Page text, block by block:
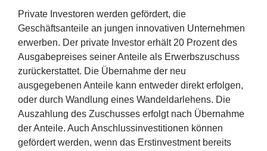
Private Investoren werden gefördert, die
Geschäftsanteile an jungen innovativen Unternehmen
erwerben. Der private Investor erhält20 Prozent des
Ausgabepreises seiner Anteile als Erwerbszuschuss
zurückerstattet. Die Übernahme der neu
ausgegebenen Anteile kann entweder direkt erfolgen,
oder durch Wandlung eines Wandeldarlehens. Die
Auszahlung des Zuschusses erfolgt nach Übernahme
der Anteile. Auch Anschlussinvestitionen können
gefördert werden, wenn das Erstinvestment bereits